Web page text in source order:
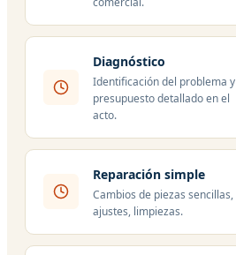
Diagnóstico
Identificación del problema y
presupuesto detallado en el
acto.
Reparación simple
Cambios de piezas sencillas,
ajustes, limpiezas.